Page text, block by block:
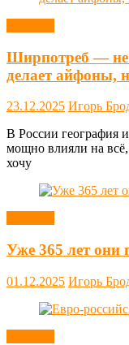
Ширпотреб — не
делает айфоны,
23.12.2025 Игорь
В России география
мощно влияли на
хочу
Уже 365 лет они
01.12.2025 Игорь